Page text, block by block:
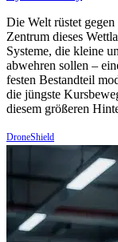
Die Welt rüstet
Zentrum dieses
Systeme, die kleine
abwehren sollen –
festen Bestandteil
die jüngste
diesem größeren
DroneShield